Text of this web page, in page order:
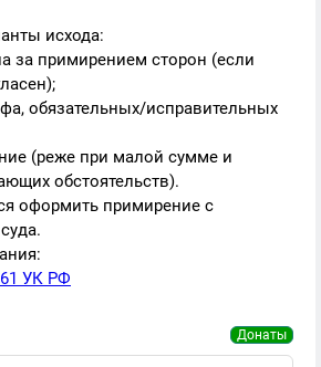
исхода:
за примирением сторон (если
обязательных/исправительных
(реже при малой сумме и
обстоятельств).
оформить примирение с
УК РФ
Донаты